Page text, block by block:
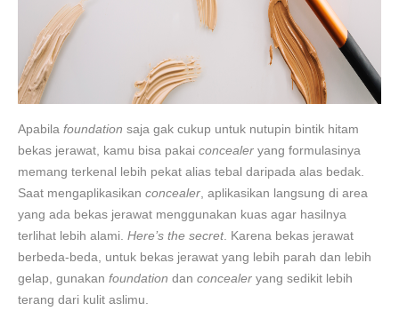
Apabila foundation saja gak cukup untuk nutupin bintik hitam
bekas jerawat, kamu bisa pakai concealer yang formulasinya
memang terkenal lebih pekat alias tebal daripada alas bedak.
Saat mengaplikasikan concealer , aplikasikan langsung di area
yang ada bekas jerawat menggunakan kuas agar hasilnya
terlihat lebih alami. Here’s the secret. Karena bekas jerawat
berbeda-beda, untuk bekas jerawat yang lebih parah dan lebih
gelap, gunakan foundation dan concealer yang sedikit lebih
terang dari kulit aslimu.